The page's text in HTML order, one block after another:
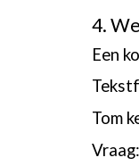
4.
Een
Tom